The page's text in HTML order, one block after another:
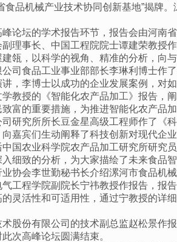
食品机械产业技术协同创新基地”揭牌
峰论坛的学术报告环节，报告会由
理事长、中国工程院院士谭建荣教授
瓴，以科学的视角、精准的分析，向
司食品工业事业部部长李琳利博士作
，李博士以成功的企业发展案例，对
教授的《智能化农产品加工》报告，
富的重要措施，为推进智能化农产品加
研究所所长豆金星高级工程师作了《
嘉宾们生动阐释了科技创新对现代企业
国农业科学院农产品加工研究所研究
细致的分析，为大家描绘了未来食品智
协会李世勤秘书长介绍漯河市食品机械
工程学院副院长宁祎教授作报告，报
灵活性和可适用性，通过宁教授的详
股份有限公司的技术副总监赵松景作
次高峰论坛圆满结束。